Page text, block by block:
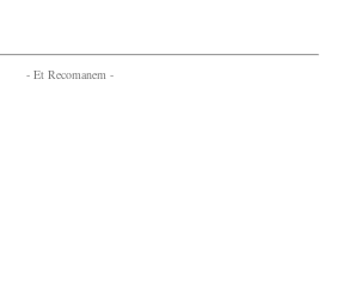
- Et Recomanem -